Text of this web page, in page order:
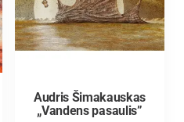
Audris Šimakauskas
„Vandens pasaulis”